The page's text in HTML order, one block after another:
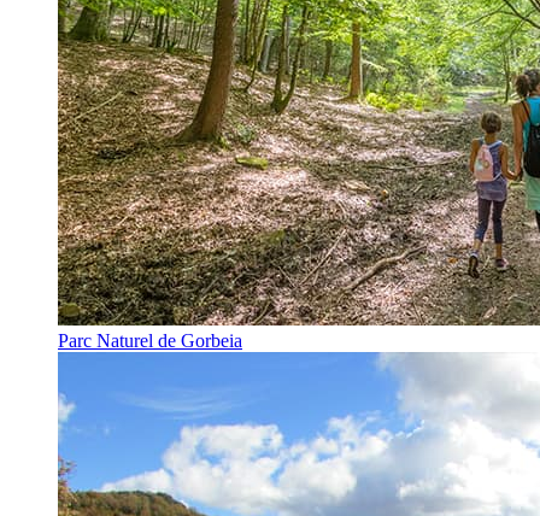
Parc Naturel de Gorbeia